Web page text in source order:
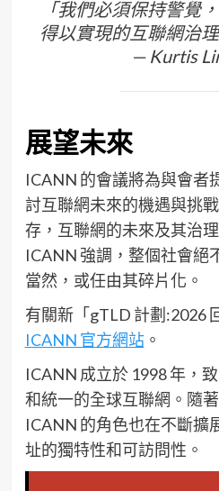
「我們必須保持警覺
得以實現的互聯網治
— Kurtis
展望未來
ICANN 的會議將為與會者
討互聯網未來的機遇與挑
存，互聯網的未來及其治
ICANN 強調，整個社會絕
當然，或任由其碎片化。
有關新「gTLD 計劃:2026
ICANN 官方網站。
ICANN 成立於 1998 年，
和統一的全球互聯網。隨
ICANN 的角色也在不斷擴
址的獨特性和可訪問性。